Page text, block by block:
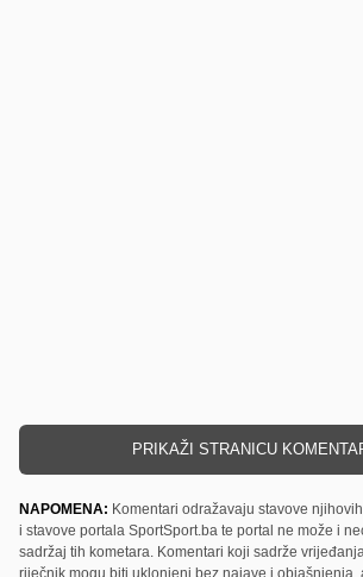
PRIKAŽI STRANICU
NAPOMENA: Komentari odražavaju stavove
i stavove portala SportSport.ba te portal ne može i
sadržaj tih kometara. Komentari koji sadrže
riječnik mogu biti uklonjeni bez najave i objašnjenja,